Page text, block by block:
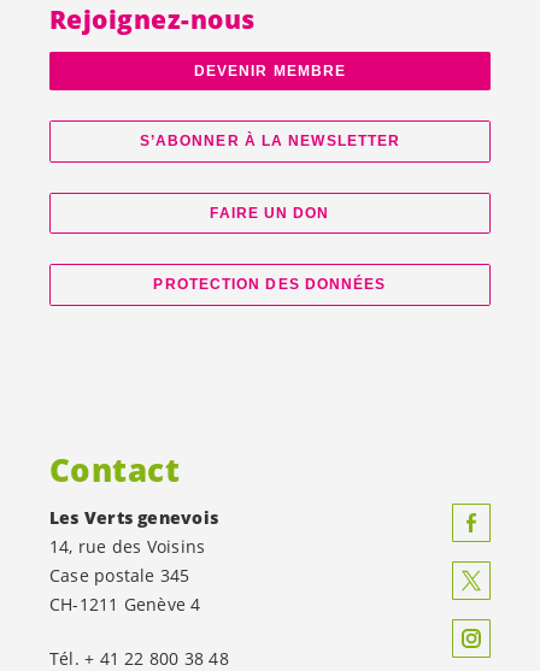
Rejoignez-nous
DEVENIR MEMBRE
S’ABONNER À LA NEWSLETTER
FAIRE UN DON
PROTECTION DES DONNÉES
Contact
Les Verts genevois
14, rue des Voisins
Case postale 345
CH-1211 Genève 4
Tél. + 41 22 800 38 48